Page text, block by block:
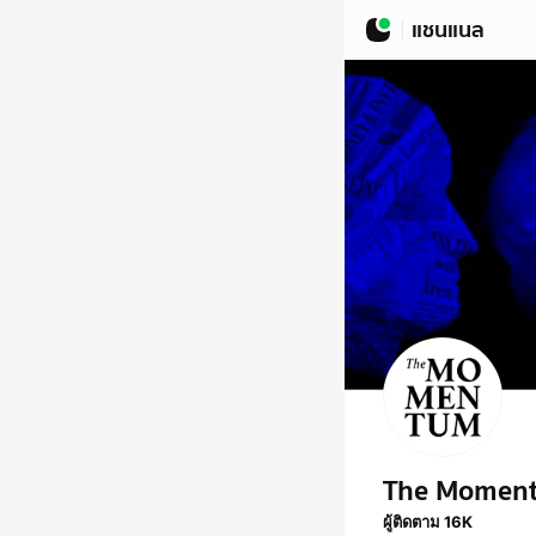
แชนแนล
The
ผู้ติดตาม 16K